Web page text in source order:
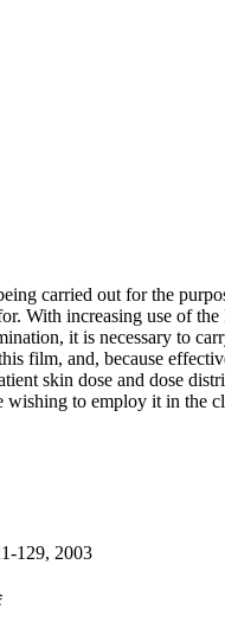
carried out for the
With increasing use of
it is necessary to
film, and, because
skin dose and dose
wishing to employ it in the
129, 2003